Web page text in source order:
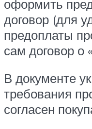
оформить
договор (для
предоплаты
сам договор о
В документе
требования
согласен